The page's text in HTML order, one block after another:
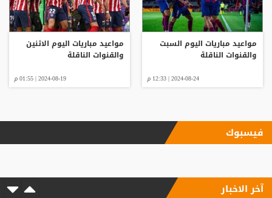
مواعيد مباريات اليوم السبت
والقنوات الناقلة
2024-08-24 | 12:33 م
مواعيد مباريات اليوم الاثنين
والقنوات الناقلة
2024-08-19 | 01:55 م
فيسبوك
آخر الاخبار